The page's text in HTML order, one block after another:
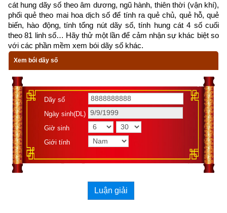
tồn tại trường cửu còn theo tôi thì “Thọ” ở đây mang ý nghĩa
“Thụ” là nhận lấy, mắc phải thì đúng hơn. Bởi khi đó Thọ tử
hay Thụ tử là nhận lấy tử biệt. Mặt khác nhiều sách chỉ nói
đến ngày Thụ tử chứ không phải Thọ tử.
Ngày Thọ tử được coi là ngày xấu, ngày hung tuy nhiên
không phải trăm sự đều kỵ như nhiều website thổi phồng lên.
Thực tế ngày này chỉ kỵ về cưới hỏi, động phòng bởi "Nam
đáo nữ phòng nam tắc tử. Nữ đáo nam phòng nữ tắc vong" →
Một trong 2 người sẽ phải tử biệt, chia ly. Còn các công việc
khác vẫn tiến hành bình thường. Nhiều website còn khuyến
khích chọn ngày Thọ tử để làm các công việc như chế tạo
cung tên, súng ống, bẫy thú, bẫy chim, đan lưới đánh cá, làm
lờ, đó, cần câu…tôi thì chưa tìm thấy sách nào nói về việc
cát hung dãy số theo âm dương, ngũ hành, thiên thời (vận khí),
phối quẻ theo mai hoa dịch số để tính ra quẻ chủ, quẻ hỗ, quẻ
biến, hào động, tính tổng nút dãy số, tính hung cát 4 số cuối
theo 81 linh số… Hãy thử một lần để cảm nhận sự khác biệt so
với các phần mềm xem bói dãy số khác.
Xem bói dãy số
Dãy số
Ngày sinh(DL)
Giờ sinh
Giới tính
Luận giải